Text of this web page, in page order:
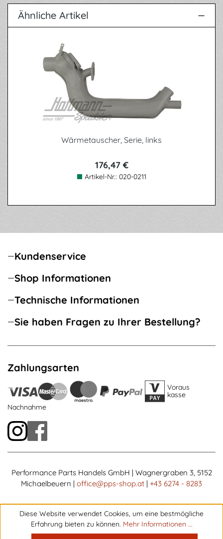
Ähnliche Artikel
Produktgalerie überspringen
Wärmetauscher, Serie, links
176,47 €
Artikel-Nr.: 020-0211
Kundenservice
Shop Informationen
Technische Informationen
Sie haben Fragen zu Ihrer Bestellung?
Zahlungsarten
Voraus
kasse
Nachnahme
Performance Parts Handels GmbH | Wagnergraben 3, 5152
Michaelbeuern | office@pps-shop.at | +43 6274 - 8283
Diese Website verwendet Cookies, um eine bestmögliche
Erfahrung bieten zu können. Mehr Informationen ...